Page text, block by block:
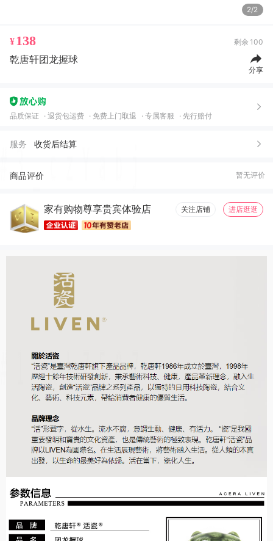
2/2
¥138 剩余 100
乾唐轩团龙握球
分享
品质保证 退货包运费 免费上门取退 专属客服 先行赔付
服务 收货后结算
商品评价 暂无评价
家有购物尊享贵宾体验店 关注店铺 进店逛逛